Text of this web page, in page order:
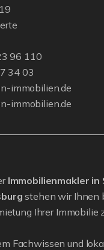
96 110
34 03
immobilien.de
immobilien.de
Immobilienmakler
stehen wir Ihnen
Ihrer Immobilie
Fachwissen und